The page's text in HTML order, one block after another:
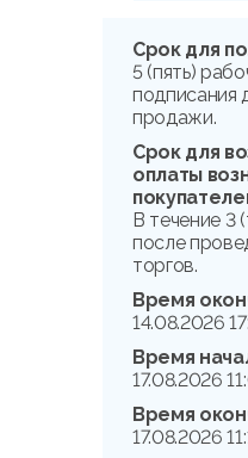
Срок для
5 (пять)
подписания
продажи.
Срок для
оплаты
В течение 3
после
торгов.
Время
14.08.2026
Время
17.08.2026
Время
17.08.2026